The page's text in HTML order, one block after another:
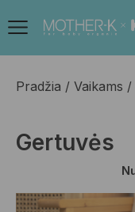
Pradžia Vaikams
Gertuvės